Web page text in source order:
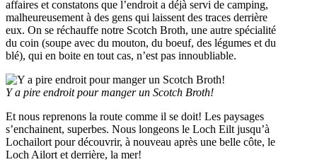
affaires et constatons que l’endroit a déjà servi de camping,
malheureusement à des gens qui laissent des traces derrière
eux. On se réchauffe notre Scotch Broth, une autre spécialité
du coin (soupe avec du mouton, du boeuf, des légumes et du
blé), qui en boite en tout cas, n’est pas innoubliable.
Y a pire endroit pour manger un Scotch Broth!
Et nous reprenons la route comme il se doit! Les paysages
s’enchainent, superbes. Nous longeons le Loch Eilt jusqu’à
Lochailort pour découvrir, à nouveau après une belle côte, le
Loch Ailort et derrière, la mer!